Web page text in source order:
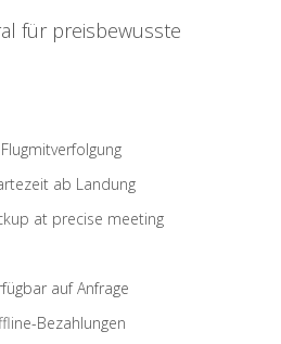
für preisbewusste
ab Landung
at precise meeting
auf Anfrage
Bezahlungen